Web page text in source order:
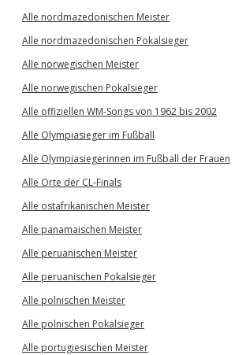
Alle nordmazedonischen Meister
Alle nordmazedonischen Pokalsieger
Alle norwegischen Meister
Alle norwegischen Pokalsieger
Alle offiziellen WM-Songs von 1962 bis 2002
Alle Olympiasieger im Fußball
Alle Olympiasiegerinnen im Fußball der Frauen
Alle Orte der CL-Finals
Alle ostafrikanischen Meister
Alle panamaischen Meister
Alle peruanischen Meister
Alle peruanischen Pokalsieger
Alle polnischen Meister
Alle polnischen Pokalsieger
Alle portugiesischen Meister